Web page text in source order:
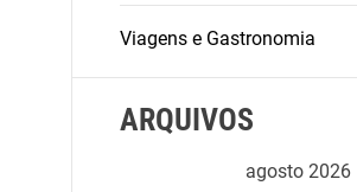
Viagens e Gastronomia
ARQUIVOS
agosto 2026